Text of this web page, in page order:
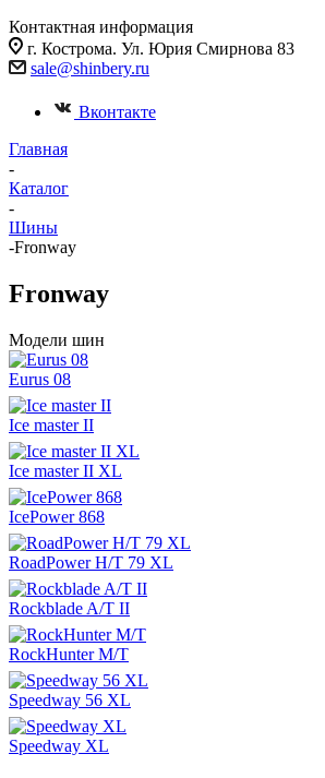
Контактная информация
г. Кострома. Ул. Юрия Смирнова 83
sale@shinbery.ru
Вконтакте
Главная
-
Каталог
-
Шины
-Fronway
Fronway
Модели шин
Eurus 08
Ice master II
Ice master II XL
IcePower 868
RoadPower H/T 79 XL
Rockblade A/T II
RockHunter M/T
Speedway 56 XL
Speedway XL